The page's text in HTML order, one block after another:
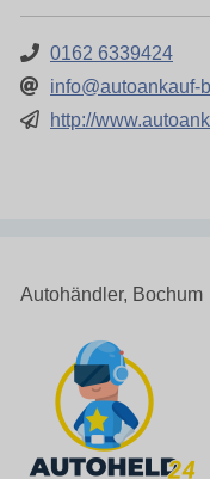
0162 6339424
info@autoankauf-
http://
Autohändler, Bochum